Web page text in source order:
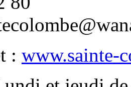
: www.sainte-